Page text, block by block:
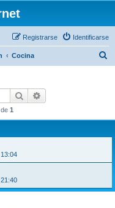
Identificarse
Registrarse
Cocina
Buscar
de 1